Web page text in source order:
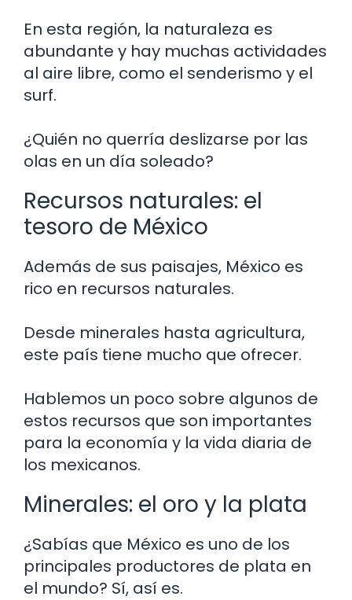
En esta región, la naturaleza es
abundante y hay muchas actividades
al aire libre, como el senderismo y el
surf.
¿Quién no querría deslizarse por las
olas en un día soleado?
Recursos naturales: el
tesoro de México
Además de sus paisajes, México es
rico en recursos naturales.
Desde minerales hasta agricultura,
este país tiene mucho que ofrecer.
Hablemos un poco sobre algunos de
estos recursos que son importantes
para la economía y la vida diaria de
los mexicanos.
Minerales: el oro y la plata
¿Sabías que México es uno de los
principales productores de plata en
el mundo? Sí, así es.